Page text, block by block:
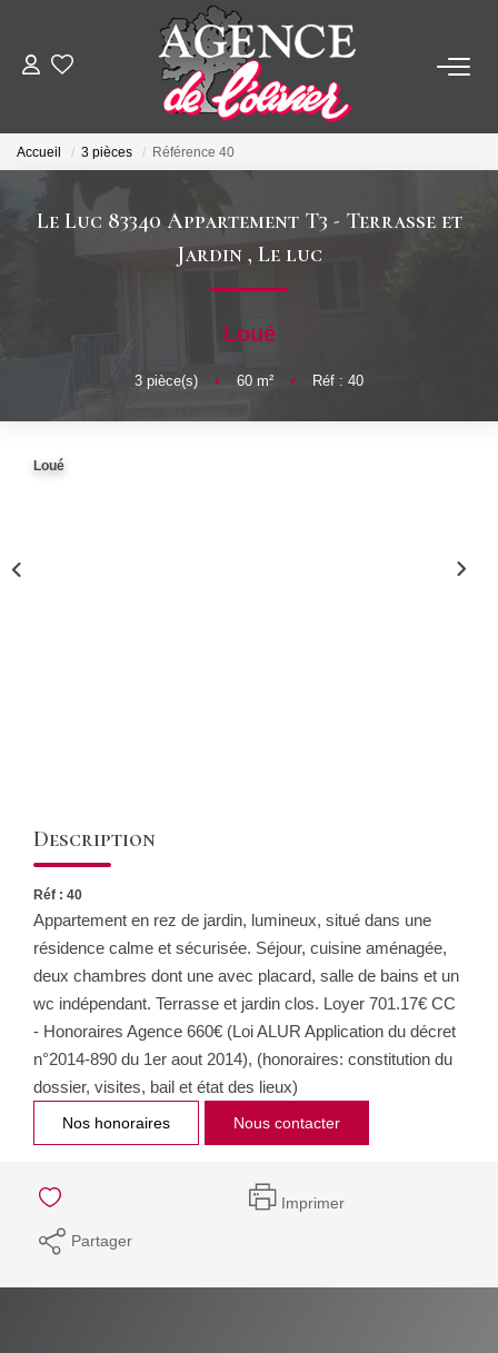
ACHETER
ESTIMER
SYNDIC
Accueil 3 pièces Référence 40
Le Luc 83340 Appartement T3 - Terrasse et
Jardin , Le luc
Loué
3 pièce(s) • 60 m² • Réf : 40
Loué
Description
Réf : 40
Appartement en rez de jardin, lumineux, situé dans une
résidence calme et sécurisée. Séjour, cuisine aménagée,
deux chambres dont une avec placard, salle de bains et un
wc indépendant. Terrasse et jardin clos. Loyer 701.17€ CC
- Honoraires Agence 660€ (Loi ALUR Application du décret
n°2014-890 du 1er aout 2014), (honoraires: constitution du
dossier, visites, bail et état des lieux)
Nos honoraires Nous contacter
Imprimer
Partager